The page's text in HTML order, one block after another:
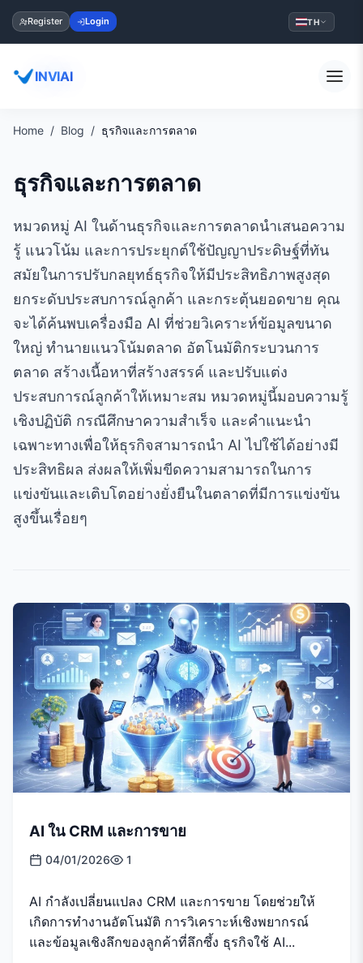
Register Login TH
INVIAI
Home Blog ธุรกิจและการตลาด
ธุรกิจและการตลาด
หมวดหมู่ AI ในด้านธุรกิจและการตลาดนำเสนอความ
รู้ แนวโน้ม และการประยุกต์ใช้ปัญญาประดิษฐ์ที่ทัน
สมัยในการปรับกลยุทธ์ธุรกิจให้มีประสิทธิภาพสูงสุด
ยกระดับประสบการณ์ลูกค้า และกระตุ้นยอดขาย คุณ
จะได้ค้นพบเครื่องมือ AI ที่ช่วยวิเคราะห์ข้อมูลขนาด
ใหญ่ ทำนายแนวโน้มตลาด อัตโนมัติกระบวนการ
ตลาด สร้างเนื้อหาที่สร้างสรรค์ และปรับแต่ง
ประสบการณ์ลูกค้าให้เหมาะสม หมวดหมู่นี้มอบความรู้
เชิงปฏิบัติ กรณีศึกษาความสำเร็จ และคำแนะนำ
เฉพาะทางเพื่อให้ธุรกิจสามารถนำ AI ไปใช้ได้อย่างมี
ประสิทธิผล ส่งผลให้เพิ่มขีดความสามารถในการ
แข่งขันและเติบโตอย่างยั่งยืนในตลาดที่มีการแข่งขัน
สูงขึ้นเรื่อยๆ
AI ใน CRM และการขาย
04/01/2026 1
AI กำลังเปลี่ยนแปลง CRM และการขาย โดยช่วยให้
เกิดการทำงานอัตโนมัติ การวิเคราะห์เชิงพยากรณ์
และข้อมูลเชิงลึกของลูกค้าที่ลึกซึ้ง ธุรกิจใช้ AI...